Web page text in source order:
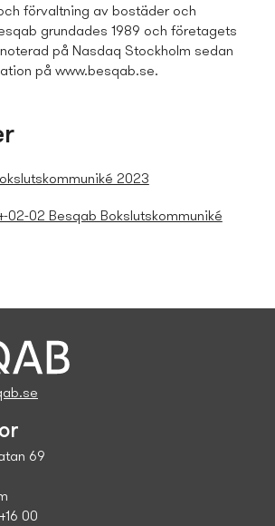
förvaltning av bostäder och
grundades 1989 och företagets
på Nasdaq Stockholm sedan
på www.besqab.se.
2023
02-02 Besqab Bokslutskommuniké
69
00